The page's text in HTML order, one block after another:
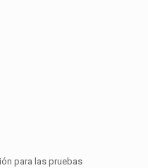
para las pruebas